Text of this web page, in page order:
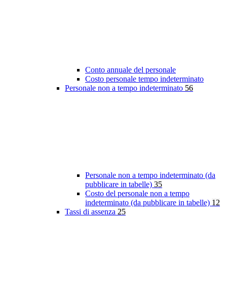
Conto annuale del personale
Costo personale tempo indeterminato
Personale non a tempo indeterminato 56
Personale non a tempo indeterminato (da
pubblicare in tabelle) 35
Costo del personale non a tempo
indeterminato (da pubblicare in tabelle) 12
Tassi di assenza 25